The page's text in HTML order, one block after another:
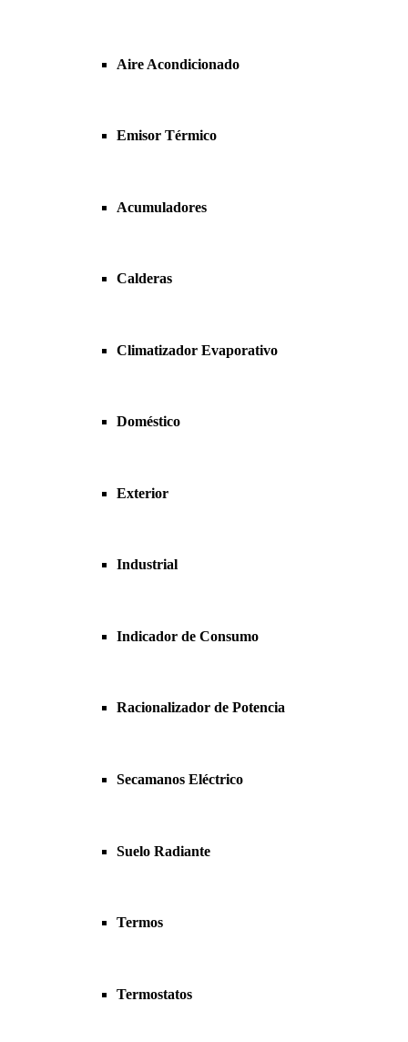
Aire Acondicionado
Emisor Térmico
Acumuladores
Calderas
Climatizador Evaporativo
Doméstico
Exterior
Industrial
Indicador de Consumo
Racionalizador de Potencia
Secamanos Eléctrico
Suelo Radiante
Termos
Termostatos